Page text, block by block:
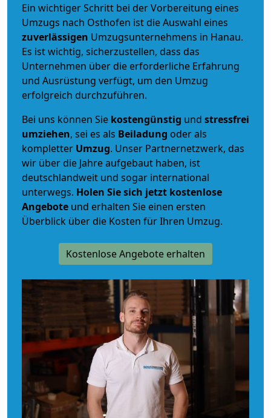
Ein wichtiger Schritt bei der Vorbereitung eines
Umzugs nach Osthofen ist die Auswahl eines
zuverlässigen Umzugsunternehmens in Hanau.
Es ist wichtig, sicherzustellen, dass das
Unternehmen über die erforderliche Erfahrung
und Ausrüstung verfügt, um den Umzug
erfolgreich durchzuführen.
Bei uns können Sie kostengünstig und stressfrei
umziehen, sei es als Beiladung oder als
kompletter Umzug. Unser Partnernetzwerk, das
wir über die Jahre aufgebaut haben, ist
deutschlandweit und sogar international
unterwegs. Holen Sie sich jetzt kostenlose
Angebote und erhalten Sie einen ersten
Überblick über die Kosten für Ihren Umzug.
Kostenlose Angebote erhalten